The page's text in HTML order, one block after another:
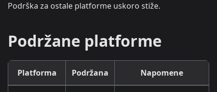
Podrška za ostale platforme uskoro stiže.
Podržane platforme
Platforma Podržana Napomene